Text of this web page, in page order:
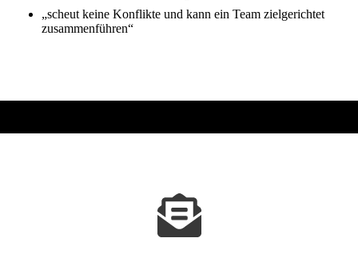
„scheut keine Konflikte und kann ein Team zielgerichtet
zusammenführen“